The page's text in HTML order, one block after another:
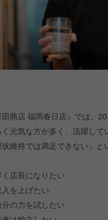
田商店 福岡春日店』では、
く元気な方が多く、活躍して
状維持では満足できない」
く店長になりたい
入を上げたい
分の力を試したい